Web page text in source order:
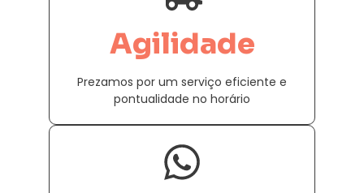
Agilidade
Prezamos por um serviço eficiente e
pontualidade no horário